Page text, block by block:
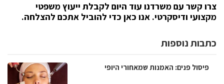
צרו קשר עם משרדנו עוד היום לקבלת ייעוץ משפטי
מקצועי ודיסקרטי. אנו כאן כדי להוביל אתכם להצלחה.
כתבות נוספות
פיסול פנים: האמנות שמאחורי היופי